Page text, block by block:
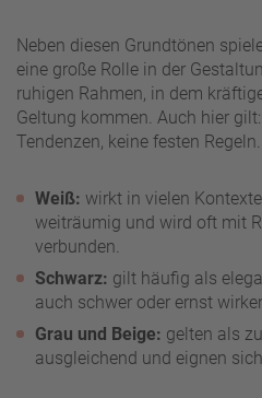
Neben diesen Grundtönen
eine große Rolle in der
ruhigen Rahmen, in dem
Geltung kommen. Auch hier
Tendenzen, keine festen Regeln.
Weiß: wirkt in vielen
weiträumig und wird oft mit
verbunden.
Schwarz: gilt häufig als
auch schwer oder ernst
Grau und Beige: gelten als
ausgleichend und eignen